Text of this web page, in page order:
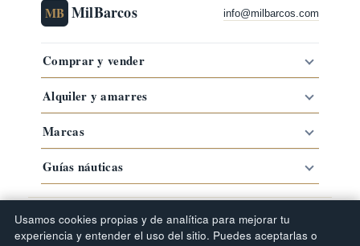
MB MilBarcos info@milbarcos.com
Comprar y vender
Alquiler y amarres
Marcas
Guías náuticas
Guías náuticas
© 2019–2026 MilBarcos · Portal náutico
Usamos cookies propias y de analítica para mejorar tu
experiencia y entender el uso del sitio. Puedes aceptarlas o